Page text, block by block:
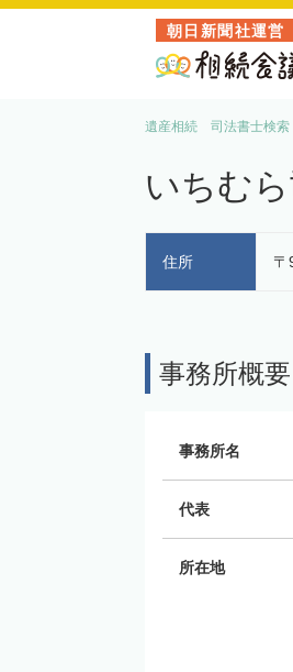
朝日新聞社運営
遺産相続 司法書士検索
いちむ
住所 〒
事務所概要
事務所名
代表
所在地